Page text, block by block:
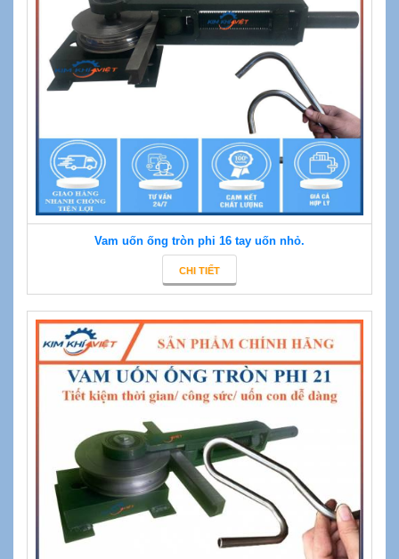
Vam uốn ống tròn phi 16 tay uốn nhỏ.
CHI TIẾT